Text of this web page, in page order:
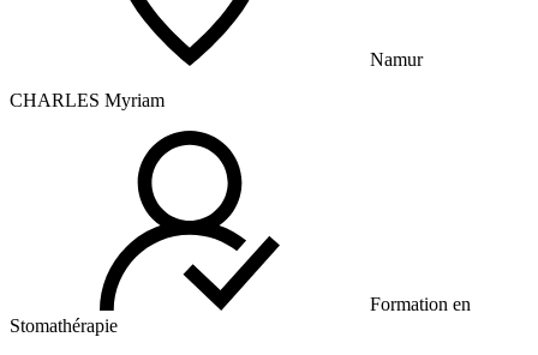
Namur
CHARLES Myriam
Formation en
Stomathérapie